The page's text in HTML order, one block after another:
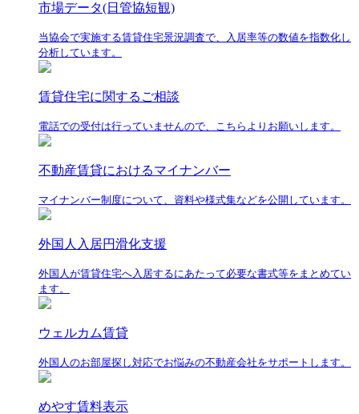
市場データ(日管協短観)
当協会で実施する賃貸住宅景況調査で、入居率等の数値を指数化し
分析しています。
賃貸住宅に関するご相談
電話での受付は行っていませんので、こちらよりお願いします。
不動産賃貸におけるマイナンバー
マイナンバー制度について、資料や様式集などを公開しています。
外国人入居円滑化支援
外国人が賃貸住宅へ入居するにあたって必要な書式等をまとめてい
ます。
ウェルカム賃貸
外国人のお部屋探し対応でお悩みの不動産会社をサポートします。
めやす賃料表示